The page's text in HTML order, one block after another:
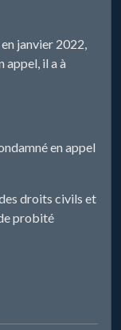
janvier 2022,
appel, il a à
en appel
droits civils et
probité